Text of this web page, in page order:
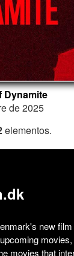
Dynamite
de 2025
elementos.
new
movies that